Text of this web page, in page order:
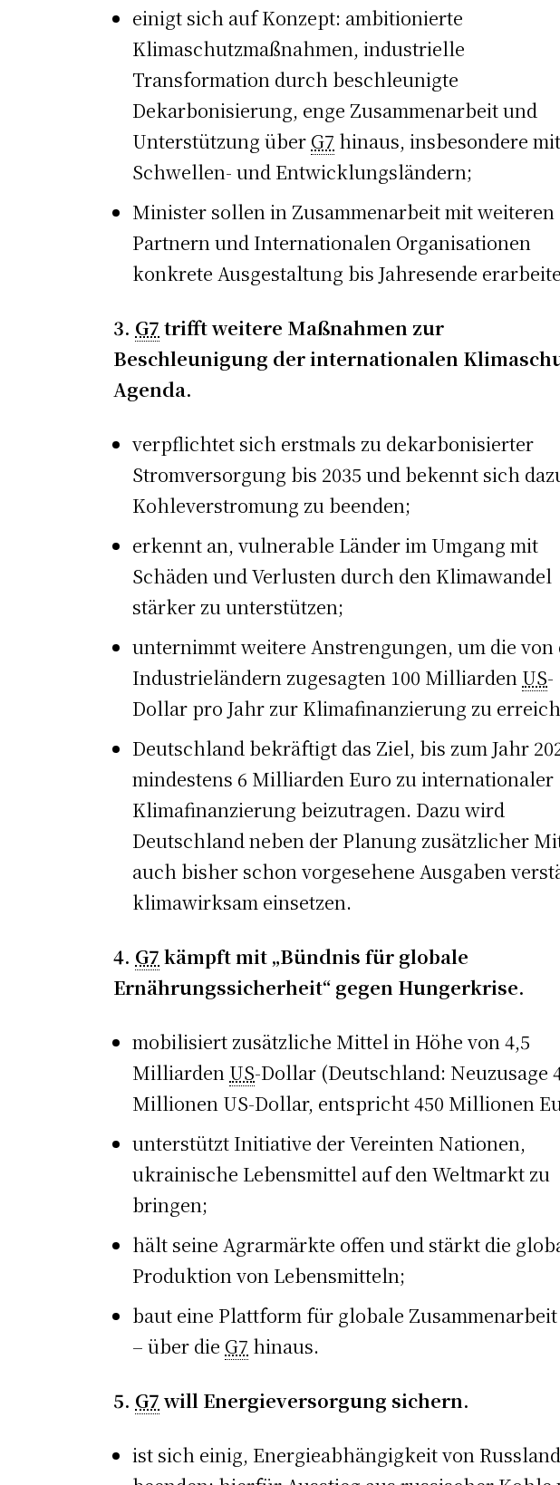
einigt sich auf Konzept: ambitionierte
Klimaschutzmaßnahmen, industrielle
Transformation durch beschleunigte
Dekarbonisierung, enge Zusammenarbeit und
Unterstützung über G7 hinaus, insbesondere mit
Schwellen- und Entwicklungsländern;
Minister sollen in Zusammenarbeit mit weiteren
Partnern und Internationalen Organisationen
konkrete Ausgestaltung bis Jahresende
3. G7 trifft weitere Maßnahmen zur
Beschleunigung der internationalen
Agenda.
verpflichtet sich erstmals zu dekarbonisierter
Stromversorgung bis 2035 und bekennt sich
Kohleverstromung zu beenden;
erkennt an, vulnerable Länder im Umgang mit
Schäden und Verlusten durch den Klimawandel
stärker zu unterstützen;
unternimmt weitere Anstrengungen, um die von
Industrieländern zugesagten 100 Milliarden US-
Dollar pro Jahr zur Klimafinanzierung zu
Deutschland bekräftigt das Ziel, bis zum Jahr
mindestens 6 Milliarden Euro zu internationaler
Klimafinanzierung beizutragen. Dazu wird
Deutschland neben der Planung zusätzlicher
auch bisher schon vorgesehene Ausgaben
klimawirksam einsetzen.
4. G7 kämpft mit „Bündnis für globale
Ernährungssicherheit“ gegen Hungerkrise.
mobilisiert zusätzliche Mittel in Höhe von 4,5
Milliarden US-Dollar (Deutschland: Neuzusage
Millionen US-Dollar, entspricht 450 Millionen
unterstützt Initiative der Vereinten Nationen,
ukrainische Lebensmittel auf den Weltmarkt zu
bringen;
hält seine Agrarmärkte offen und stärkt die
Produktion von Lebensmitteln;
baut eine Plattform für globale
– über die G7 hinaus.
5. G7 will Energieversorgung sichern.
ist sich einig, Energieabhängigkeit von